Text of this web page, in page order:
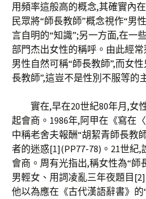
用頻率這般高的概念,其確實內
民眾將“師長教師”概念視作“男
言自明的“知識”;另一方面,在一
部門杰出女性的稱呼。由此經
男性自然可稱“師長教師”,而女
長教師”,這豈不是性別不服等的
實在,早在20世紀80年月,女
起會商。1986年,阿甲在《寫在
中稱老舍夫報酬“胡絜青師長教
者的迷惑[1](PP77-78)。21世紀
會商。周有光指出,稱女性為“師
男輕女、用詞凌亂三年夜題目
他以為應在《古代漢語辭書》的